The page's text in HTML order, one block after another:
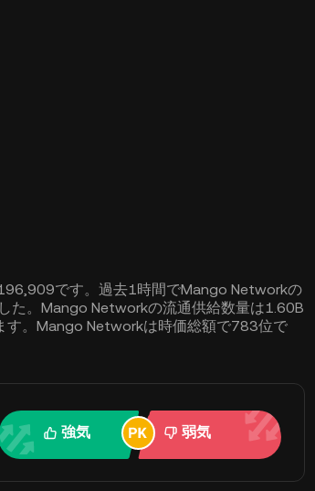
です。過去1時間でMango Networkの
た。Mango Networkの流通供給数量は1.60B
す。Mango Networkは時価総額で783位で
強気 弱気